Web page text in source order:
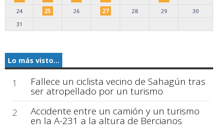
24
25 26 27 28 29
30
31
Lo más visto...
1 Fallece un ciclista vecino de Sahagún tras
ser atropellado por un turismo
2
Accidente entre un camión y un turismo
en la A-231 a la altura de Bercianos